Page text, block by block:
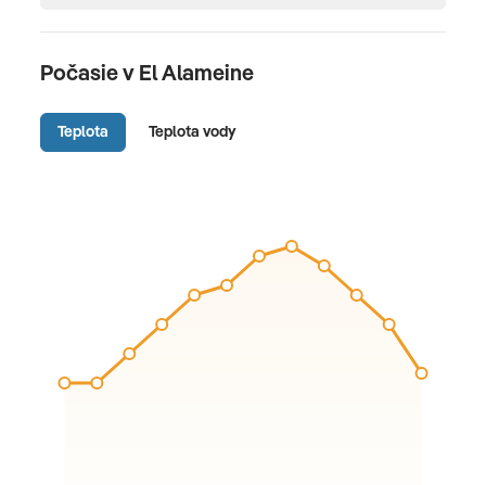
Počasie v El Alameine
Teplota Teplota vody